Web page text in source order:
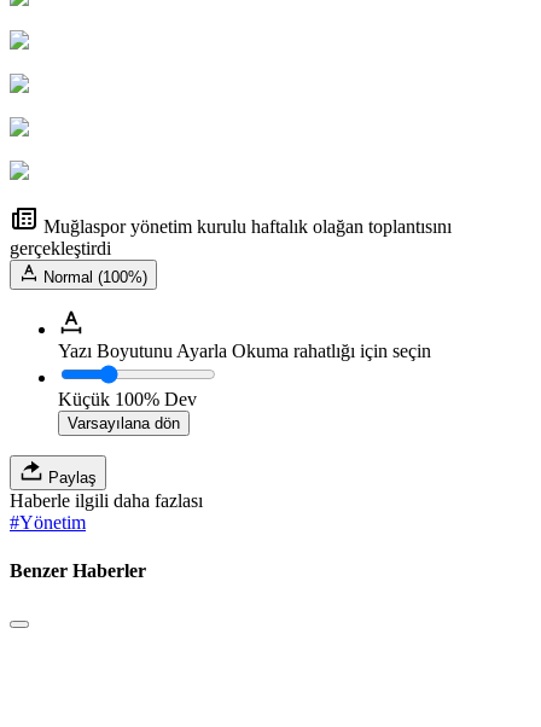
Muğlaspor yönetim kurulu haftalık olağan toplantısını
gerçekleştirdi
Normal (100%)
Yazı Boyutunu Ayarla Okuma rahatlığı için seçin
Küçük 100% Dev
Varsayılana dön
Paylaş
Haberle ilgili daha fazlası
#Yönetim
Benzer Haberler